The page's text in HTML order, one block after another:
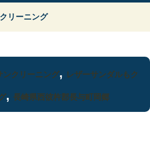
リーニング
ンクリーニング, レザーサンダルもク
, 長崎県西彼杵郡長与町岡郷